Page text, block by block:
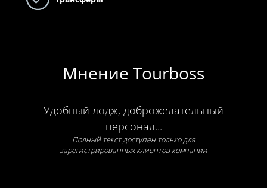
Мнение Tourboss
Удобный лодж, доброжелательный
персонал...
Полный текст доступен только для
зарегистрированных клиентов компании